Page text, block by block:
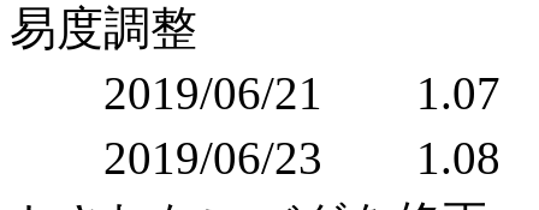
易度調整
2019/06/21 1.07
2019/06/23 1.08